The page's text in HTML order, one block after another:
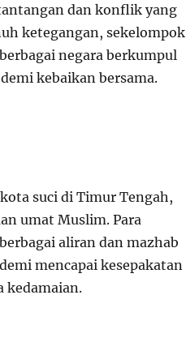
dan konflik yang
ketegangan, sekelompok
negara berkumpul
kebaikan bersama.
suci di Timur Tengah,
umat Muslim. Para
aliran dan mazhab
mencapai kesepakatan
kedamaian.